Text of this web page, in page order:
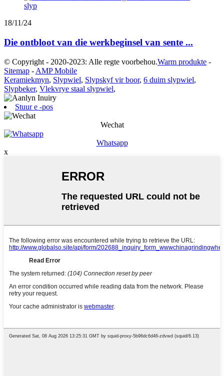
18/11/24
Die ontbloot van die werkbeginsel van sente ...
© Copyright - 2020-2023: Alle regte voorbehou.Warm produkte -
Sitemap - AMP Mobile
Keramiekmyn, Slypwiel, Slypskyf vir boor, 6 duim slypwiel,
Slypbeker, Vlekvrye staal slypwiel,
Stuur e -pos
Wechat
Whatsapp
x